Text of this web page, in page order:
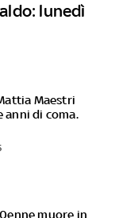
lunedì
Maestri
anni di coma.
muore in